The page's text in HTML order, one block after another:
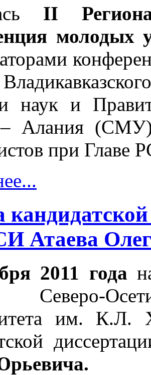
II
молодых
наук и
– Алания
при
Атаева
2011 года
Северо-
им. К.Л.